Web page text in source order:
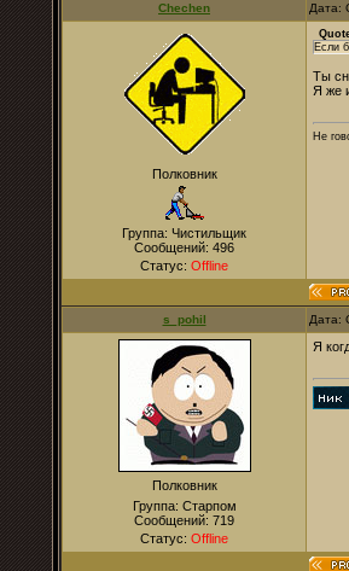
Chechen Дата:
Полковник
Группа: Чистильщик
Сообщений: 496
Статус: Offline
Если
Ты
Я же
Не
s_pohil Дата:
Полковник
Группа: Старпом
Сообщений: 719
Статус: Offline
Я